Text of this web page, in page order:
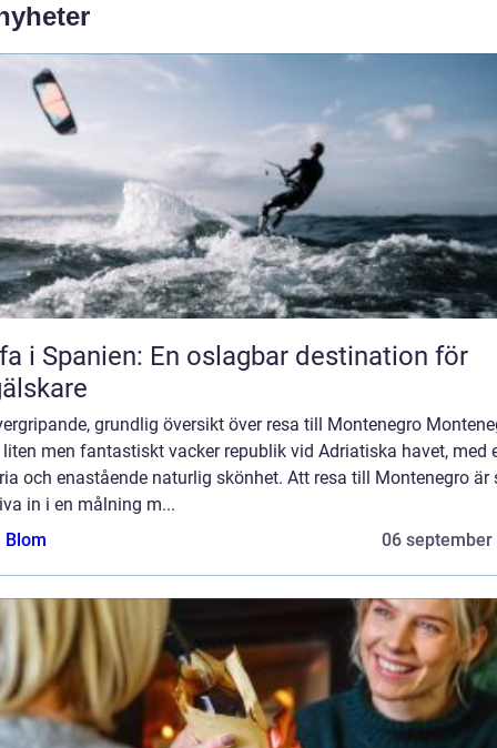
i Spanien: En oslagbar destination för
grundlig översikt över resa till Montenegro
liten men fantastiskt vacker republik vid Adriatiska havet, med
och enastående naturlig skönhet. Att resa till Montenegro är
in i en målning m...
Blom
06 september